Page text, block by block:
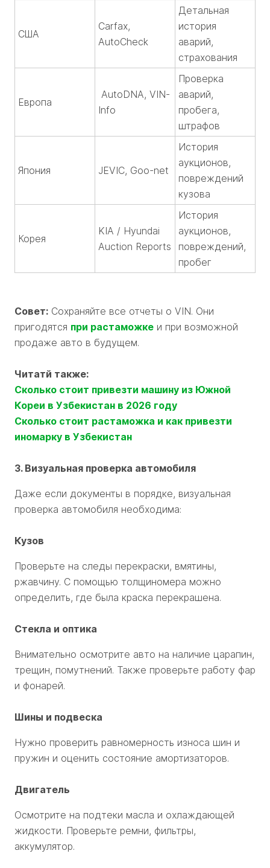
США
Carfax,
AutoCheck
Детальная
история
аварий,
страхования
Европа
AutoDNA, VIN-
Info
Проверка
аварий,
пробега,
штрафов
Япония JEVIC, Goo-net
История
аукционов,
повреждений
кузова
Корея
KIA / Hyundai
Auction Reports
История
аукционов,
повреждений,
пробег
Совет: Сохраняйте все отчеты о VIN. Они
пригодятся при растаможке и при возможной
продаже авто в будущем.
Читатй также:
Сколько стоит привезти машину из Южной
Кореи в Узбекистан в 2026 году
Сколько стоит растаможка и как привезти
иномарку в Узбекистан
3. Визуальная проверка автомобиля
Даже если документы в порядке, визуальная
проверка автомобиля необходима:
Кузов
Проверьте на следы перекраски, вмятины,
ржавчину. С помощью толщиномера можно
определить, где была краска перекрашена.
Стекла и оптика
Внимательно осмотрите авто на наличие царапин,
трещин, помутнений. Также проверьте работу фар
и фонарей.
Шины и подвеска
Нужно проверить равномерность износа шин и
пружин и оценить состояние амортизаторов.
Двигатель
Осмотрите на подтеки масла и охлаждающей
жидкости. Проверьте ремни, фильтры,
аккумулятор.